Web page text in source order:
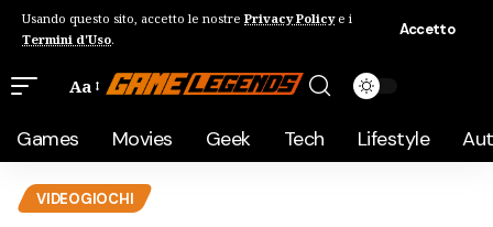
Usando questo sito, accetto le nostre Privacy Policye i
Termini d'Uso.
Accetto
Aa
Games Movies Geek Tech Lifestyle
VIDEOGIOCHI